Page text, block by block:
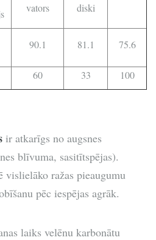
vators
diski
90.1 81.1 75.6
60 33 100
ir atkarīgs no augsnes
blīvuma, sasitītspējas).
vislielāko ražas pieaugumu
pēc iespējas agrāk.
laiks velēnu karbonātu